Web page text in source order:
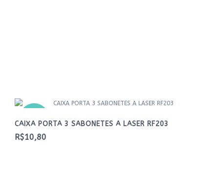
CAIXA PORTA 3 SABONETES A LASER RF203
R$10,80